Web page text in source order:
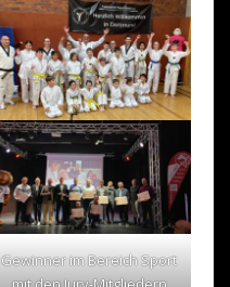
Gewinner im Bereich Sport